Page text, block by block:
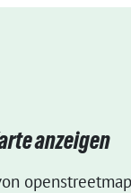
anzeigen